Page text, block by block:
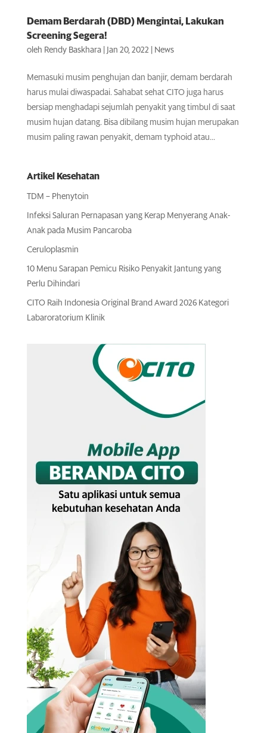
Demam Berdarah (DBD) Mengintai, Lakukan
Screening Segera!
oleh Rendy Baskhara| Jan 20, 2022 News
Memasuki musim penghujan dan banjir, demam berdarah
harus mulai diwaspadai. Sahabat sehat CITO juga harus
bersiap menghadapi sejumlah penyakit yang timbul di saat
musim hujan datang. Bisa dibilang musim hujan merupakan
musim paling rawan penyakit, demam typhoid atau...
Artikel Kesehatan
TDM – Phenytoin
Infeksi Saluran Pernapasan yang Kerap Menyerang Anak-
Anak pada Musim Pancaroba
Ceruloplasmin
10 Menu Sarapan Pemicu Risiko Penyakit Jantung yang
Perlu Dihindari
CITO Raih Indonesia Original Brand Award 2026 Kategori
Labaroratorium Klinik